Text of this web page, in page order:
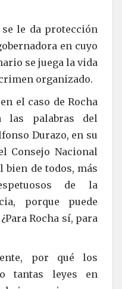
le da protección
en cuyo
se juega la vida
organizado.
el caso de Rocha
las palabras del
Durazo, en su
Consejo Nacional
bien de todos, más
de la
porque puede
Rocha sí, para
por qué los
tantas leyes en